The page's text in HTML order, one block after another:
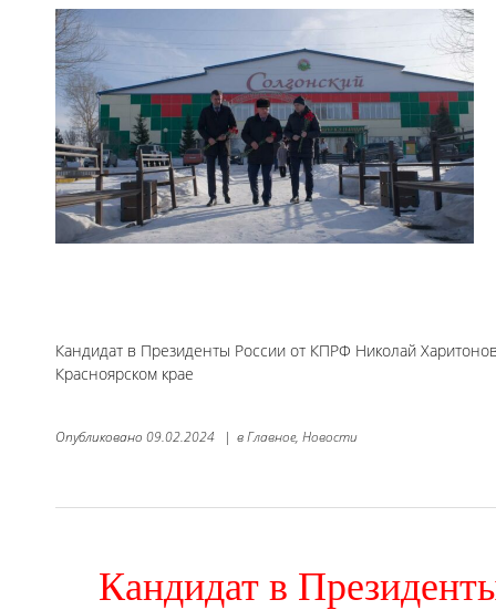
Кандидат в Президенты России от КПРФ Николай
Красноярском крае
Опубликовано 09.02.2024 | вГлавное, Новости
Кандидат в